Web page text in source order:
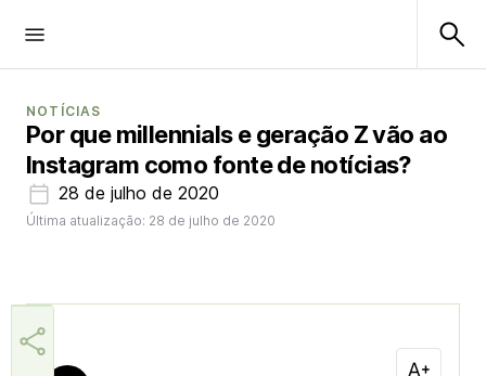
NOTÍCIAS
Por que millennials e geração Z vão ao
Instagram como fonte de notícias?
28 de julho de 2020
Última atualização: 28 de julho de 2020